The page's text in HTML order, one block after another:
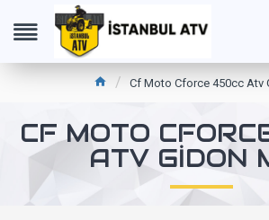
Cf Moto Cforce 450cc Atv
CF MOTO
ATV GIDON